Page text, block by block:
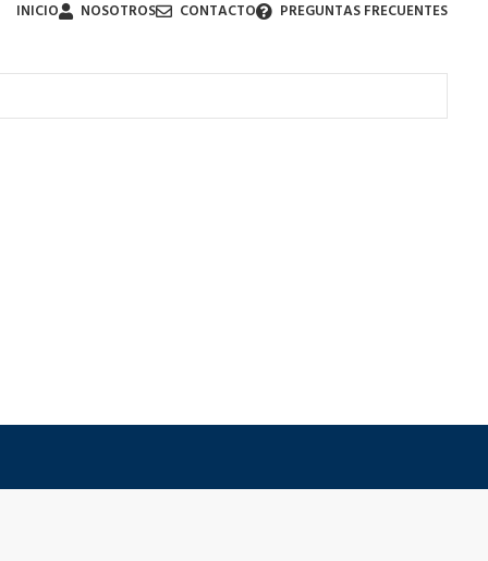
INICIO NOSOTROS CONTACTO PREGUNTAS FRECUENTES